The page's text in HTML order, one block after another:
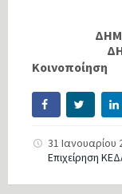
Κοινοποίηση
31 Ιανουαρίου
Επιχείρηση